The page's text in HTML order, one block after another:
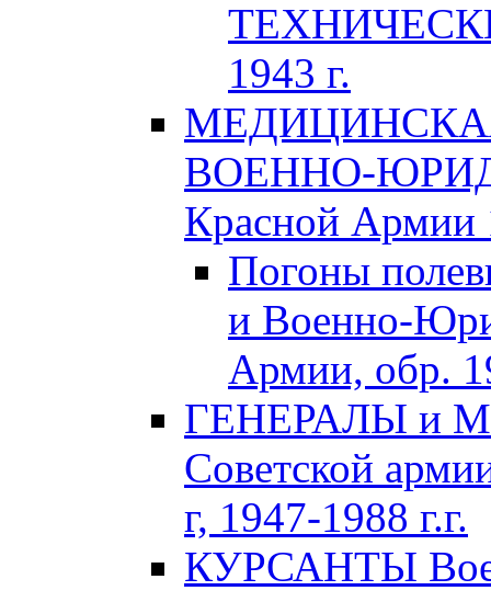
1943 г.
ВОЕННО-
Красной Армии
Погоны
и Военно-
Армии, обр.
ГЕНЕРАЛЫ и
Советской
г, 1947-1988 г.г.
КУРСАНТЫ